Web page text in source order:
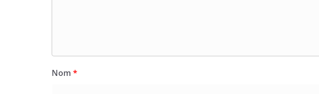
Nom *